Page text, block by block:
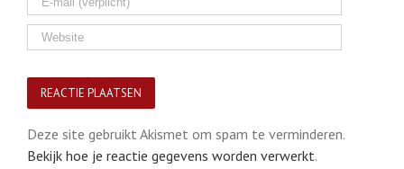
Deze site gebruikt Akismet om spam te verminderen.
Bekijk hoe je reactie gegevens worden verwerkt.